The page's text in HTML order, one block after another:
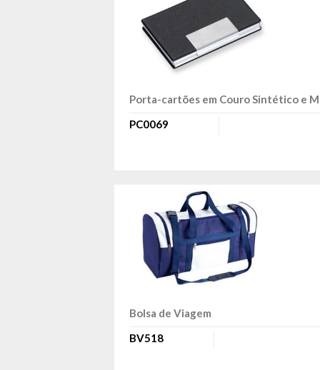
Porta-cartões em Couro Sintético e
PC0069
Bolsa de Viagem
BV518